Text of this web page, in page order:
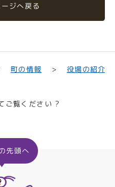
ジへ戻る
町の情報 役場の紹介
ご覧ください ?